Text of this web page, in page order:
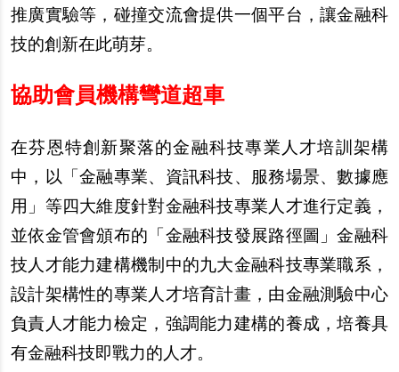
推廣實驗等，碰撞交流會提供一個平台，讓金融科
技的創新在此萌芽。
協助會員機構彎道超車
在芬恩特創新聚落的金融科技專業人才培訓架構
中，以「金融專業、資訊科技、服務場景、數據應
用」等四大維度針對金融科技專業人才進行定義，
並依金管會頒布的「金融科技發展路徑圖」金融科
技人才能力建構機制中的九大金融科技專業職系，
設計架構性的專業人才培育計畫，由金融測驗中心
負責人才能力檢定，強調能力建構的養成，培養具
有金融科技即戰力的人才。